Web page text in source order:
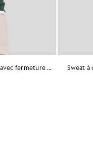
Sweat à capuche en coton Loopback avec fermeture éclair intégrale
Sweat à